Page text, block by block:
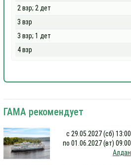
2 взр; 2 дет
3 взр
3 взр; 1 дет
4 взр
ГАМА рекомендует
с 29.05.2027 (сб) 13:00
по 01.06.2027 (вт) 09:00
Алдан